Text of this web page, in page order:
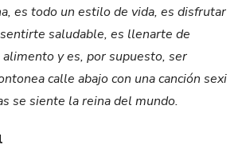
es todo un estilo de vida, es disfrutar
saludable, es llenarte de
alimento y es, por su­puesto, ser
calle abajo con una canción sexi
se siente la reina del mundo.